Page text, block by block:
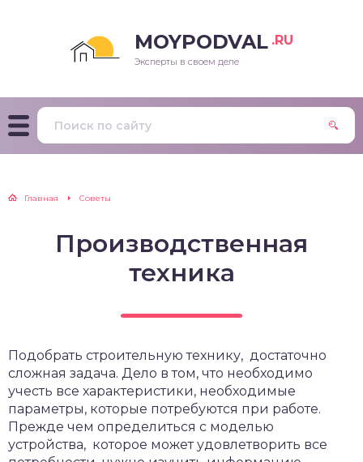
MOYPODVAL .RU
Эксперты в своем деле
Главная Советы
Производственная
техника
Подобрать строительную технику, достаточно
сложная задача. Дело в том, что необходимо
учесть все характеристики, необходимые
параметры, которые потребуются при работе.
Прежде чем определиться с моделью
устройства, которое может удовлетворить все